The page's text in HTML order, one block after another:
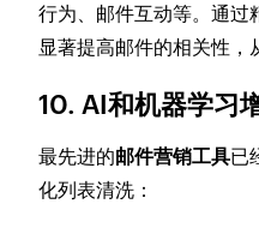
行为、邮件互动等。通过
显著提高邮件的相关性，
10. AI和机器学习
最先进的邮件营销工具已
化列表清洗：